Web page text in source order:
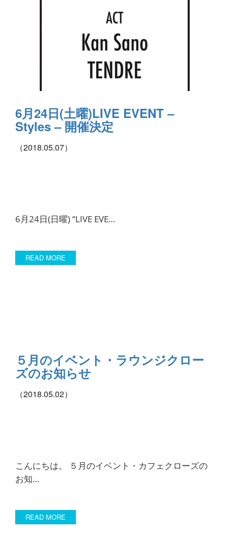
6月24日(土曜)LIVE EVENT –
Styles – 開催決定
（2018.05.07）
6月24日(日曜) “LIVE EVE…
READ MORE
５月のイベント・ラウンジクロー
ズのお知らせ
（2018.05.02）
こんにちは。 ５月のイベント・カフェクローズの
お知…
READ MORE